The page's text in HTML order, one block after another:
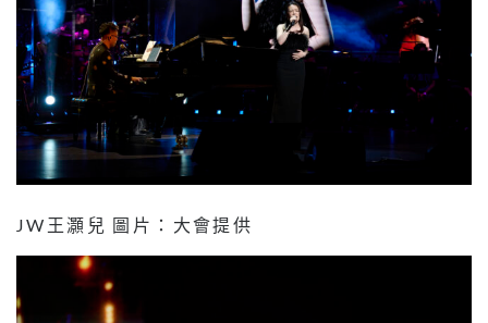
JW王灝兒 圖片：大會提供